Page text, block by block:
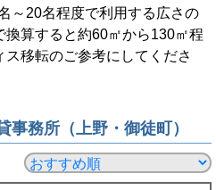
～20名程度で利用する広さの
算すると約60㎡から130㎡程
移転のご参考にしてくださ
事務所（上野・御徒町）